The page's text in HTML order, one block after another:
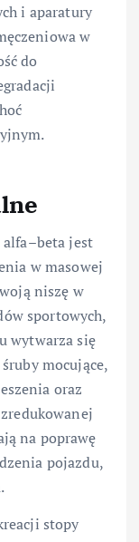
i aparatury
w
do
jest
w masowej
niszę w
sportowych,
wytwarza się
mocujące,
oraz
na poprawę
pojazdu,
stopy